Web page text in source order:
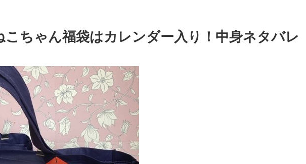
こちゃん福袋はカレンダー入り！中身ネタバレ